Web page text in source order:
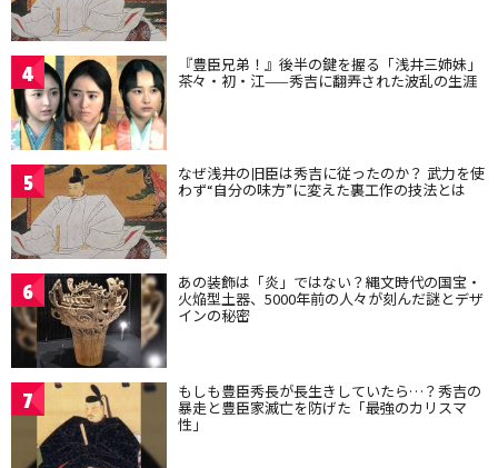
4 『豊臣兄弟！』後半の鍵を握る「浅井三姉妹」
茶々・初・江——秀吉に翻弄された波乱の生涯
5 なぜ浅井の旧臣は秀吉に従ったのか？ 武力を使
わず“自分の味方”に変えた裏工作の技法とは
6 あの装飾は「炎」ではない？縄文時代の国宝・
火焔型土器、5000年前の人々が刻んだ謎とデザ
インの秘密
7 もしも豊臣秀長が長生きしていたら…？秀吉の
暴走と豊臣家滅亡を防げた「最強のカリスマ
性」